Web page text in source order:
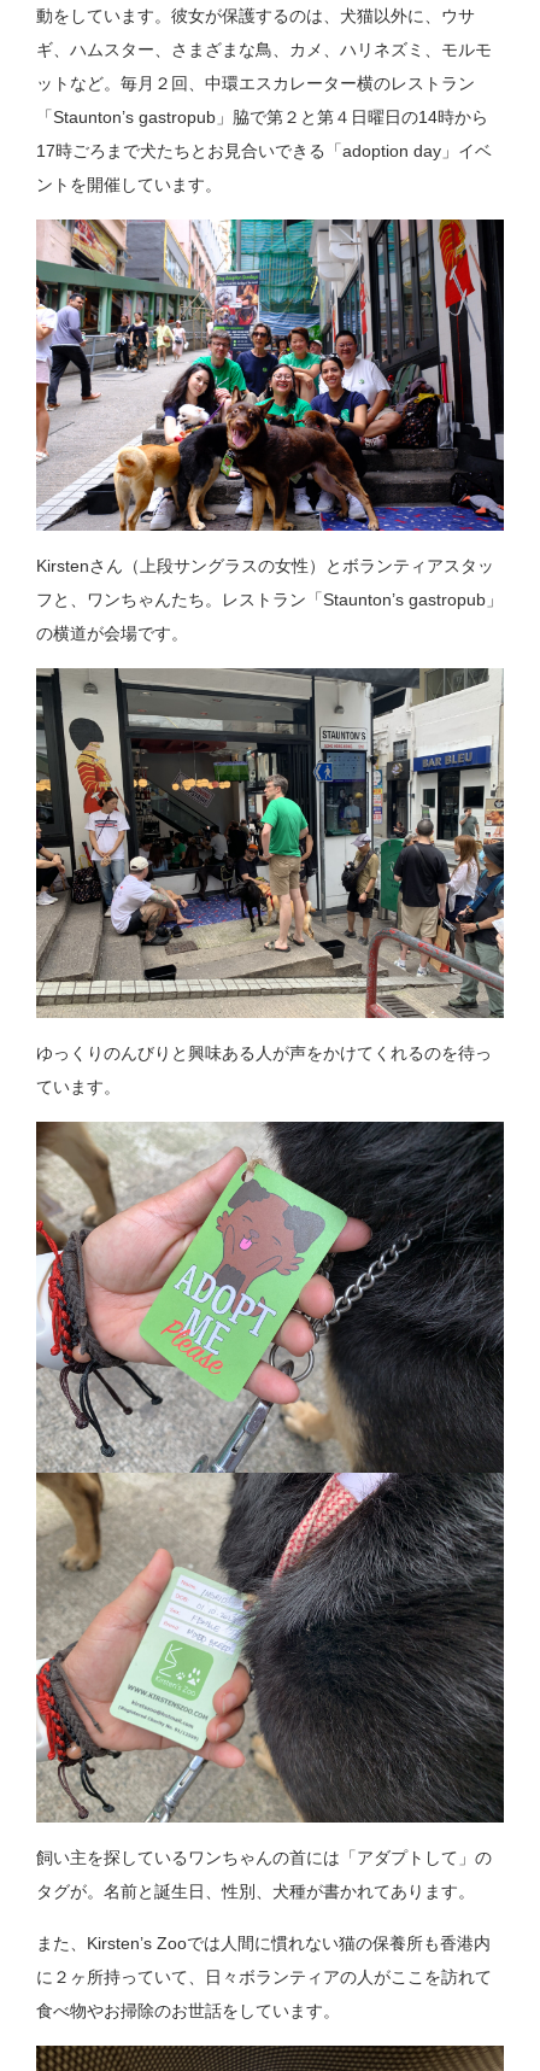
動をしています。彼女が保護するのは、犬猫以外に、ウサ
ギ、ハムスター、さまざまな鳥、カメ、ハリネズミ、モルモ
ットなど。毎月２回、中環エスカレーター横のレストラン
「Staunton’s gastropub」脇で第２と第４日曜日の14時から
17時ごろまで犬たちとお見合いできる「adoption day」イベ
ントを開催しています。
Kirstenさん（上段サングラスの女性）とボランティアスタッ
フと、ワンちゃんたち。レストラン「Staunton’s gastropub」
の横道が会場です。
ゆっくりのんびりと興味ある人が声をかけてくれるのを待っ
ています。
飼い主を探しているワンちゃんの首には「アダプトして」の
タグが。名前と誕生日、性別、犬種が書かれてあります。
また、Kirsten’s Zooでは人間に慣れない猫の保養所も香港内
に２ヶ所持っていて、日々ボランティアの人がここを訪れて
食べ物やお掃除のお世話をしています。